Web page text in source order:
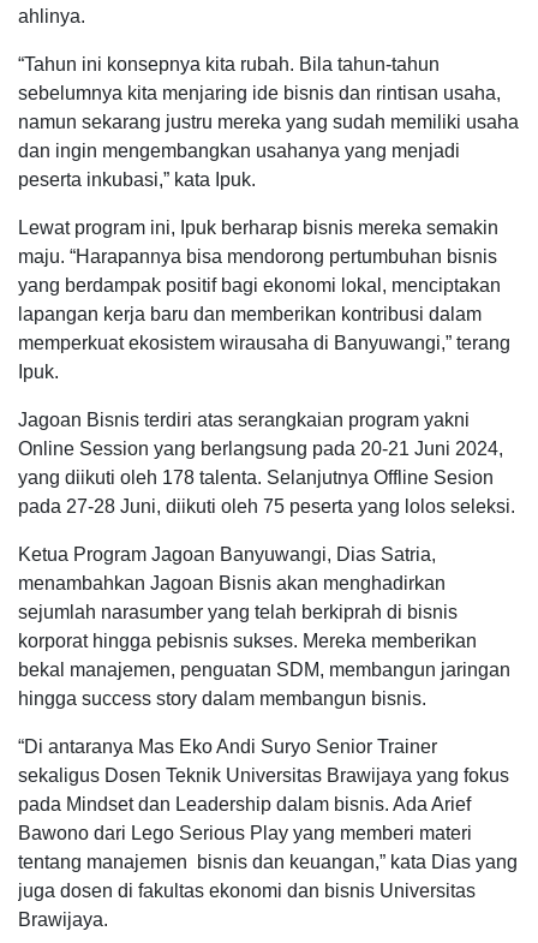
ahlinya.
“Tahun ini konsepnya kita rubah. Bila tahun-tahun
sebelumnya kita menjaring ide bisnis dan rintisan usaha,
namun sekarang justru mereka yang sudah memiliki usaha
dan ingin mengembangkan usahanya yang menjadi
peserta inkubasi,” kata Ipuk.
Lewat program ini, Ipuk berharap bisnis mereka semakin
maju. “Harapannya bisa mendorong pertumbuhan bisnis
yang berdampak positif bagi ekonomi lokal, menciptakan
lapangan kerja baru dan memberikan kontribusi dalam
memperkuat ekosistem wirausaha di Banyuwangi,” terang
Ipuk.
Jagoan Bisnis terdiri atas serangkaian program yakni
Online Session yang berlangsung pada 20-21 Juni 2024,
yang diikuti oleh 178 talenta. Selanjutnya Offline Sesion
pada 27-28 Juni, diikuti oleh 75 peserta yang lolos seleksi.
Ketua Program Jagoan Banyuwangi, Dias Satria,
menambahkan Jagoan Bisnis akan menghadirkan
sejumlah narasumber yang telah berkiprah di bisnis
korporat hingga pebisnis sukses. Mereka memberikan
bekal manajemen, penguatan SDM, membangun jaringan
hingga success story dalam membangun bisnis.
“Di antaranya Mas Eko Andi Suryo Senior Trainer
sekaligus Dosen Teknik Universitas Brawijaya yang fokus
pada Mindset dan Leadership dalam bisnis. Ada Arief
Bawono dari Lego Serious Play yang memberi materi
tentang manajemen bisnis dan keuangan,” kata Dias yang
juga dosen di fakultas ekonomi dan bisnis Universitas
Brawijaya.